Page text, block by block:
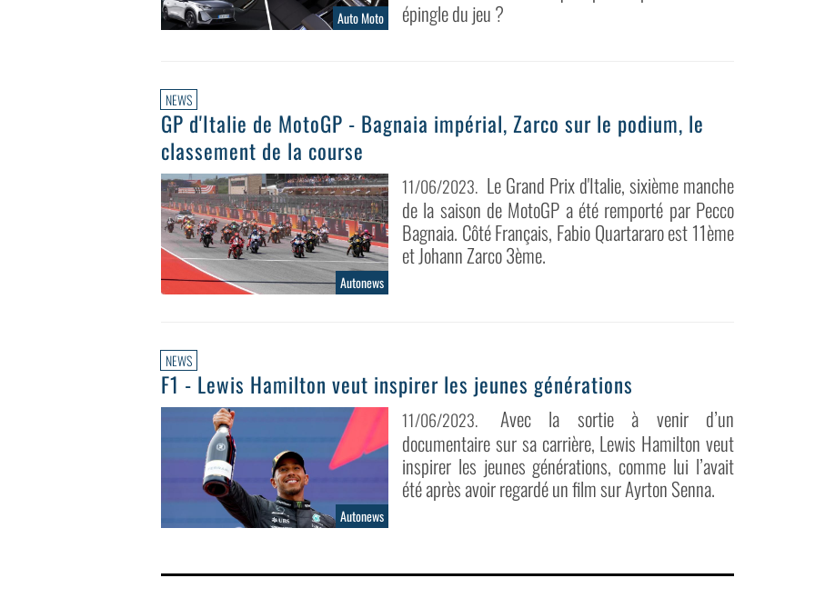
Auto Moto
épingle du jeu ?
NEWS
GP d'Italie de MotoGP - Bagnaia impérial, Zarco sur le podium, le
classement de la course
Autonews
11/06/2023. Le Grand Prix d'Italie, sixième manche
de la saison de MotoGP a été remporté par Pecco
Bagnaia. Côté Français, Fabio Quartararo est 11ème
et Johann Zarco 3ème.
NEWS
F1 - Lewis Hamilton veut inspirer les jeunes générations
Autonews
11/06/2023.
Avec la sortie à venir d’un
documentaire sur sa carrière, Lewis Hamilton veut
inspirer les jeunes générations, comme lui l’avait
été après avoir regardé un film sur Ayrton Senna.